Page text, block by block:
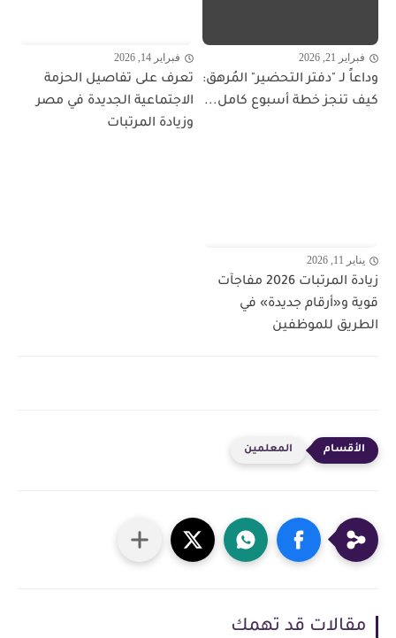
فبراير 21, 2026
وداعاً لـ "دفتر التحضير" المُرهق:
كيف تنجز خطة أسبوع كامل...
فبراير 14, 2026
تعرف على تفاصيل الحزمة
الاجتماعية الجديدة في مصر
وزيادة المرتبات
يناير 11, 2026
زيادة المرتبات 2026 مفاجآت
قوية و«أرقام جديدة» في
الطريق للموظفين
المعلمين
مقالات قد تهمك